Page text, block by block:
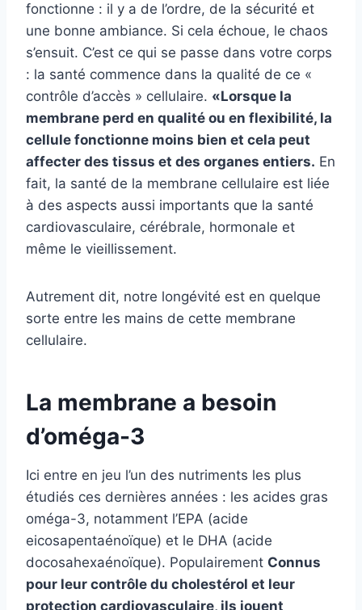
fonctionne : il y a de l’ordre, de la sécurité et
une bonne ambiance. Si cela échoue, le chaos
s’ensuit. C’est ce qui se passe dans votre corps
: la santé commence dans la qualité de ce «
contrôle d’accès » cellulaire. «Lorsque la
membrane perd en qualité ou en flexibilité, la
cellule fonctionne moins bien et cela peut
affecter des tissus et des organes entiers. En
fait, la santé de la membrane cellulaire est liée
à des aspects aussi importants que la santé
cardiovasculaire, cérébrale, hormonale et
même le vieillissement.
Autrement dit, notre longévité est en quelque
sorte entre les mains de cette membrane
cellulaire.
La membrane a besoin
d’oméga-3
Ici entre en jeu l’un des nutriments les plus
étudiés ces dernières années : les acides gras
oméga-3, notamment l’EPA (acide
eicosapentaénoïque) et le DHA (acide
docosahexaénoïque). Populairement Connus
pour leur contrôle du cholestérol et leur
protection cardiovasculaire, ils jouent